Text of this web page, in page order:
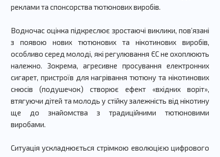
реклами та спонсорства тютюнових виробів.
Водночас оцінка підкреслює зростаючі виклики, пов’язані
з появою нових тютюнових та нікотинових виробів,
особливо серед молоді, які регулювання ЄС не охоплюють
належно. Зокрема, агресивне просування електронних
сигарет, пристроїв для нагрівання тютюну та нікотинових
снюсів (подушечок) створює ефект «вхідних воріт»,
втягуючи дітей та молодь у стійку залежність від нікотину
ще до знайомства з традиційними тютюновими
виробами.
Ситуація ускладнюється стрімкою еволюцією цифрового